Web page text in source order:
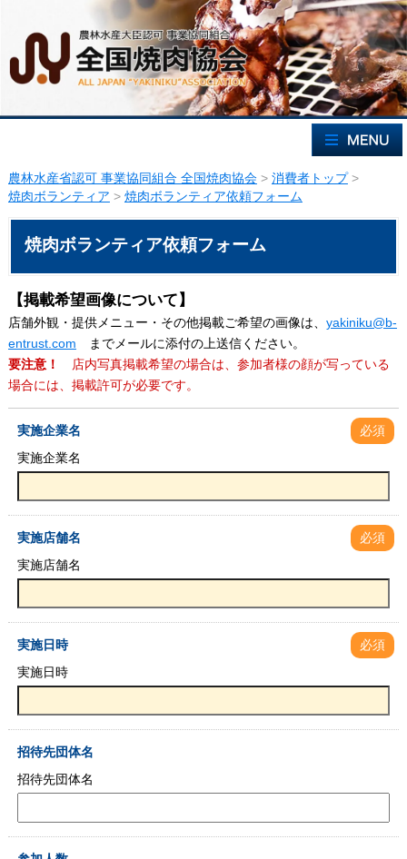
農林水産省認可 事業協同組合 全国焼肉協会 > 消費者トップ >
焼肉ボランティア > 焼肉ボランティア依頼フォーム
焼肉ボランティア依頼フォーム
【掲載希望画像について】
店舗外観・提供メニュー・その他掲載ご希望の画像は、 yakiniku@b-
entrust.com までメールに添付の上送信ください。
要注意！
店内写真掲載希望の場合は、参加者様の顔が写っている
場合には、掲載許可が必要です。
実施企業名
必須
実施企業名
実施店舗名
必須
実施店舗名
実施日時
必須
実施日時
招待先団体名
招待先団体名